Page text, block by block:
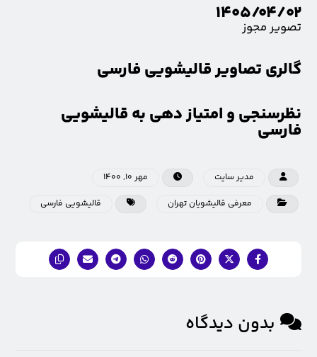
۱۴۰۵/۰۴/۰۲
تصویر مجوز
گالری تصاویر قالیشویی فارسی
نظرسنجی و امتیاز دهی به قالیشویی
فارسی
مدیر سایت
مهر ۱۰, ۱۴۰۰
معرفی قالیشویان تهران
قاليشويی فارسی
بدون دیدگاه